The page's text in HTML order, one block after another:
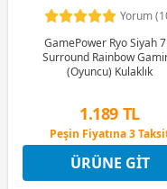
Yorum
GamePower Ryo Siyah
Surround Rainbow
(Oyuncu) Kulaklık
1.189 TL
Peşin Fiyatına 3
12 Ay x 140 TL
Peşin Fiyatına 3 Taksit
ÜRÜNE GIT